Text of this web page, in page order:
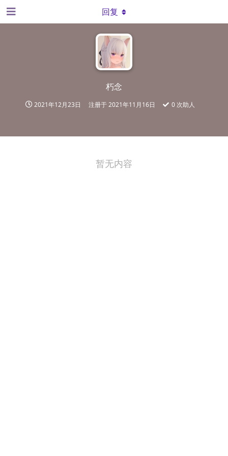
朽念
2021年12月23日 注册于2021年11月16日 0 次助人
回复
暂无内容